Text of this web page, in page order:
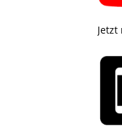
Jetzt